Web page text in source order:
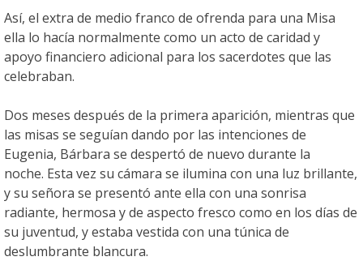
Así, el extra de medio franco de ofrenda para una Misa
ella lo hacía normalmente como un acto de caridad y
apoyo financiero adicional para los sacerdotes que las
celebraban.
Dos meses después de la primera aparición, mientras que
las misas se seguían dando por las intenciones de
Eugenia, Bárbara se despertó de nuevo durante la
noche. Esta vez su cámara se ilumina con una luz brillante,
y su señora se presentó ante ella con una sonrisa
radiante, hermosa y de aspecto fresco como en los días de
su juventud, y estaba vestida con una túnica de
deslumbrante blancura.